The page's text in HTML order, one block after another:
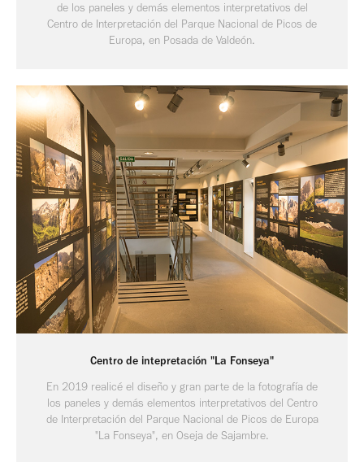
de los paneles y demás elementos interpretativos del
Centro de Interpretación del Parque Nacional de Picos de
Europa, en Posada de Valdeón.
Centro de intepretación "La Fonseya"
En 2019 realicé el diseño y gran parte de la fotografía de
los paneles y demás elementos interpretativos del Centro
de Interpretación del Parque Nacional de Picos de Europa
"La Fonseya", en Oseja de Sajambre.